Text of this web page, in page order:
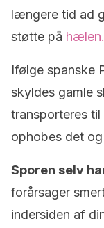
længere tid ad
støtte på hælen.
Ifølge spanske
skyldes gamle
transporteres
ophobes det
Sporen selv
forårsager
indersiden af